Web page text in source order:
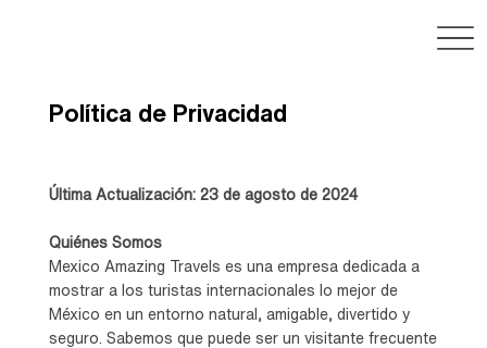
Política de Privacidad
Última Actualización: 23 de agosto de 2024
Quiénes Somos
Mexico Amazing Travels es una empresa dedicada a
mostrar a los turistas internacionales lo mejor de
México en un entorno natural, amigable, divertido y
seguro. Sabemos que puede ser un visitante frecuente